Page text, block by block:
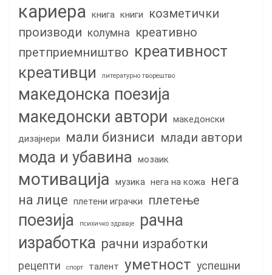
кариера книга книги
козметички
производи колумна креативно
претприемништво креативност
креативци
литературно творештво
македонска поезија
македонски автори македонски
дизајнери
мали бизниси млади автори
мода и убавина мозаик
мотивација музика нега на кожа
нега
на лице плетени играчки плетење
поезија психичко здравје
рачна
изработка рачни изработки
рецепти спорт талент уметност успешни